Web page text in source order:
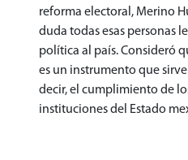
reforma electoral, Merino
duda todas esas personas
política al país. Consideró
es un instrumento que
decir, el cumplimiento de
instituciones del Estado